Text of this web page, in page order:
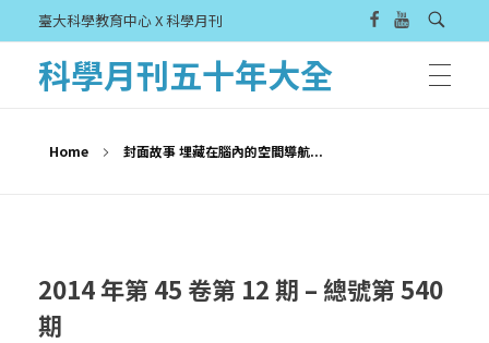
臺大科學教育中心 X 科學月刊
科學月刊五十年大全
Home 封面故事 埋藏在腦內的空間導航...
2014 年第 45 卷第 12 期 – 總號第 540
期